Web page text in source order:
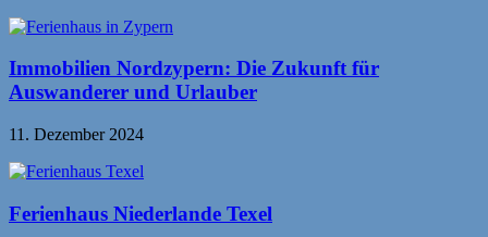
Immobilien Nordzypern: Die Zukunft für
Auswanderer und Urlauber
11. Dezember 2024
Ferienhaus Niederlande Texel